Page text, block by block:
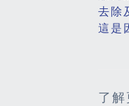
去除
這是
了解